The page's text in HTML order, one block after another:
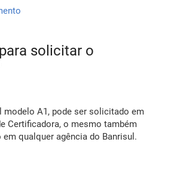
solicitar o
modelo A1, pode ser solicitado em
Certificadora, o mesmo também
qualquer agência do Banrisul.